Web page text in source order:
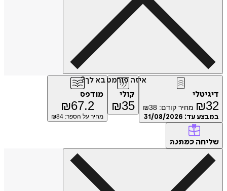
איזה פורמט בא לך?
דיגיטלי
₪32 מחיר קודם: ₪38
במבצע עד: 31/08/2026
קולי
₪35
מודפס
₪67.2
מחיר על הספר: ₪ 84
שליחה כמתנה